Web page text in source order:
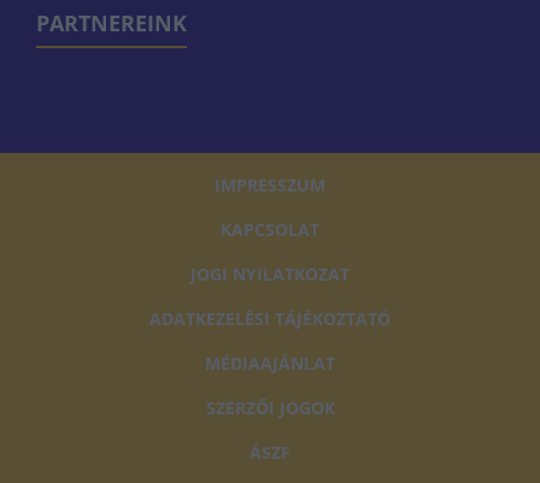
PARTNEREINK
IMPRESSZUM
KAPCSOLAT
JOGI NYILATKOZAT
ADATKEZELÉSI TÁJÉKOZTATÓ
MÉDIAAJÁNLAT
SZERZŐI JOGOK
ÁSZF